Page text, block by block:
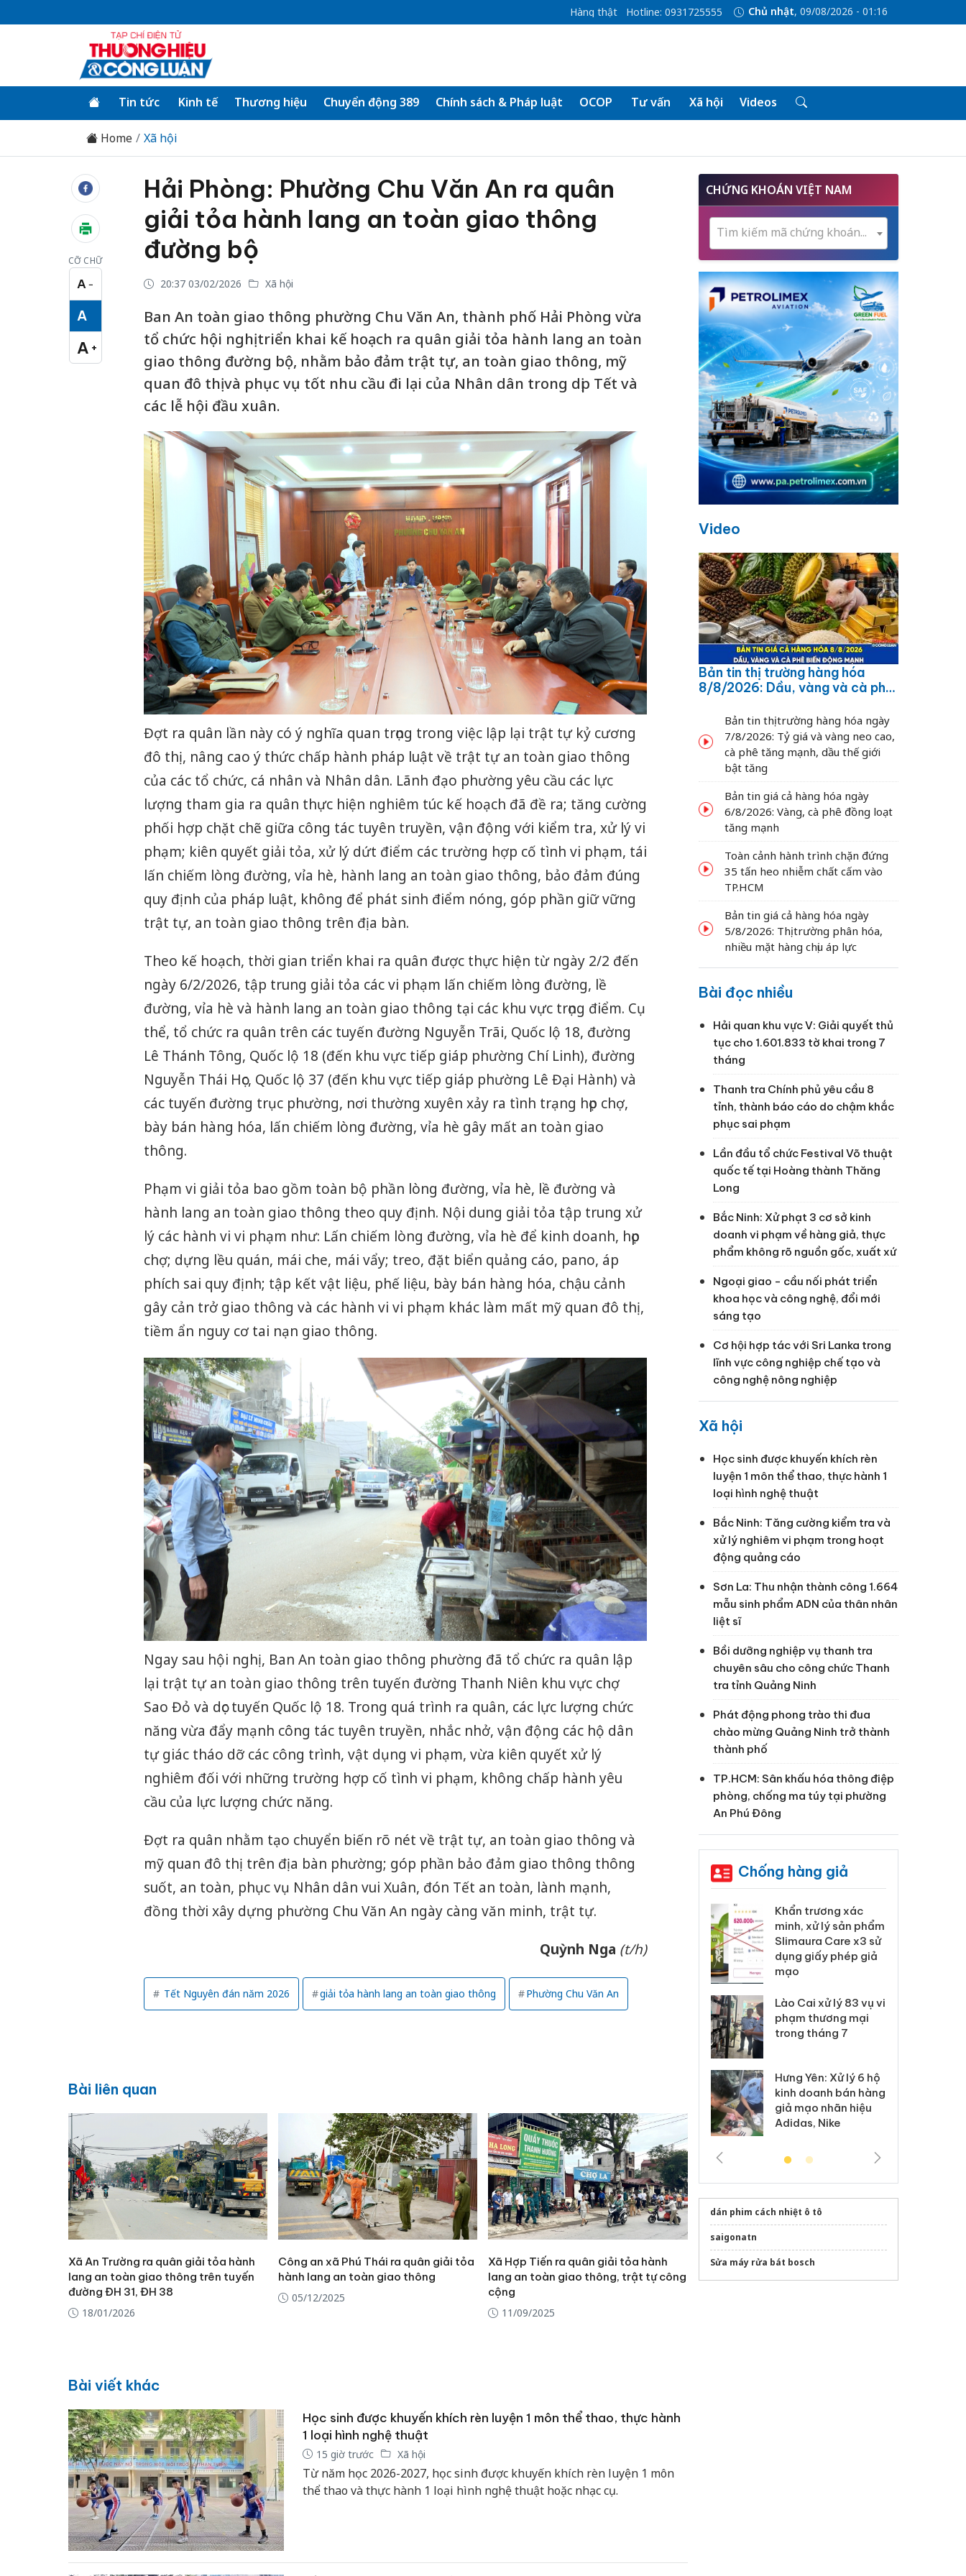
Hàng thật Hotline: 0931725555 Chủ nhật, 09/08/2026 - 01:16
Tin tức Kinh tế Thương hiệu Chuyển động 389 Chính sách & Pháp luật OCOP Tư vấn Xã hội Videos
Home Xã hội
CỠ CHỮ
A −
Cỡ chữ nhỏ
A
Cỡ chữ vừa
A +
Cỡ chữ lớn
Hải Phòng: Phường Chu Văn An ra quân
giải tỏa hành lang an toàn giao thông
đường bộ
20:37 03/02/2026 Xã hội
Ban An toàn giao thông phường Chu Văn An, thành phố Hải Phòng vừa
tổ chức hội nghị triển khai kế hoạch ra quân giải tỏa hành lang an toàn
giao thông đường bộ, nhằm bảo đảm trật tự, an toàn giao thông, mỹ
quan đô thị và phục vụ tốt nhu cầu đi lại của Nhân dân trong dịp Tết và
các lễ hội đầu xuân.
Đợt ra quân lần này có ý nghĩa quan trọng trong việc lập lại trật tự kỷ cương
đô thị, nâng cao ý thức chấp hành pháp luật về trật tự an toàn giao thông
của các tổ chức, cá nhân và Nhân dân. Lãnh đạo phường yêu cầu các lực
lượng tham gia ra quân thực hiện nghiêm túc kế hoạch đã đề ra; tăng cường
phối hợp chặt chẽ giữa công tác tuyên truyền, vận động với kiểm tra, xử lý vi
phạm; kiên quyết giải tỏa, xử lý dứt điểm các trường hợp cố tình vi phạm, tái
lấn chiếm lòng đường, vỉa hè, hành lang an toàn giao thông, bảo đảm đúng
quy định của pháp luật, không để phát sinh điểm nóng, góp phần giữ vững
trật tự, an toàn giao thông trên địa bàn.
Theo kế hoạch, thời gian triển khai ra quân được thực hiện từ ngày 2/2 đến
ngày 6/2/2026, tập trung giải tỏa các vi phạm lấn chiếm lòng đường, lề
đường, vỉa hè và hành lang an toàn giao thông tại các khu vực trọng điểm. Cụ
thể, tổ chức ra quân trên các tuyến đường Nguyễn Trãi, Quốc lộ 18, đường
Lê Thánh Tông, Quốc lộ 18 (đến khu vực tiếp giáp phường Chí Linh), đường
Nguyễn Thái Học, Quốc lộ 37 (đến khu vực tiếp giáp phường Lê Đại Hành) và
các tuyến đường trục phường, nơi thường xuyên xảy ra tình trạng họp chợ,
bày bán hàng hóa, lấn chiếm lòng đường, vỉa hè gây mất an toàn giao
thông.
Phạm vi giải tỏa bao gồm toàn bộ phần lòng đường, vỉa hè, lề đường và
hành lang an toàn giao thông theo quy định. Nội dung giải tỏa tập trung xử
lý các hành vi vi phạm như: Lấn chiếm lòng đường, vỉa hè để kinh doanh, họp
chợ; dựng lều quán, mái che, mái vẩy; treo, đặt biển quảng cáo, pano, áp
phích sai quy định; tập kết vật liệu, phế liệu, bày bán hàng hóa, chậu cảnh
gây cản trở giao thông và các hành vi vi phạm khác làm mất mỹ quan đô thị,
tiềm ẩn nguy cơ tai nạn giao thông.
Ngay sau hội nghị, Ban An toàn giao thông phường đã tổ chức ra quân lập
lại trật tự an toàn giao thông trên tuyến đường Thanh Niên khu vực chợ
Sao Đỏ và dọc tuyến Quốc lộ 18. Trong quá trình ra quân, các lực lượng chức
năng vừa đẩy mạnh công tác tuyên truyền, nhắc nhở, vận động các hộ dân
tự giác tháo dỡ các công trình, vật dụng vi phạm, vừa kiên quyết xử lý
nghiêm đối với những trường hợp cố tình vi phạm, không chấp hành yêu
cầu của lực lượng chức năng.
Đợt ra quân nhằm tạo chuyển biến rõ nét về trật tự, an toàn giao thông và
mỹ quan đô thị trên địa bàn phường; góp phần bảo đảm giao thông thông
suốt, an toàn, phục vụ Nhân dân vui Xuân, đón Tết an toàn, lành mạnh,
đồng thời xây dựng phường Chu Văn An ngày càng văn minh, trật tự.
Quỳnh Nga (t/h)
Tết Nguyên đán năm 2026 giải tỏa hành lang an toàn giao thông Phường Chu Văn An
Bài liên quan
Xã An Trường ra quân giải tỏa hành
lang an toàn giao thông trên tuyến
đường ĐH 31, ĐH 38
18/01/2026
Công an xã Phú Thái ra quân giải tỏa
hành lang an toàn giao thông
05/12/2025
Xã Hợp Tiến ra quân giải tỏa hành
lang an toàn giao thông, trật tự công
cộng
11/09/2025
Bài viết khác
Học sinh được khuyến khích rèn luyện 1 môn thể thao, thực hành
1 loại hình nghệ thuật
15 giờ trước Xã hội
Từ năm học 2026-2027, học sinh được khuyến khích rèn luyện 1 môn
thể thao và thực hành 1 loại hình nghệ thuật hoặc nhạc cụ.
CHỨNG KHOÁN VIỆT NAM
Tìm kiếm mã chứng khoán...
Video
Bản tin thị trường hàng hóa
8/8/2026: Dầu, vàng và cà phê
Bản tin thị trường hàng hóa ngày
7/8/2026: Tỷ giá và vàng neo cao,
cà phê tăng mạnh, dầu thế giới
bật tăng
Bản tin giá cả hàng hóa ngày
6/8/2026: Vàng, cà phê đồng loạt
tăng mạnh
Toàn cảnh hành trình chặn đứng
35 tấn heo nhiễm chất cấm vào
TP.HCM
Bản tin giá cả hàng hóa ngày
5/8/2026: Thị trường phân hóa,
nhiều mặt hàng chịu áp lực
Bài đọc nhiều
Hải quan khu vực V: Giải quyết thủ
tục cho 1.601.833 tờ khai trong 7
tháng
Thanh tra Chính phủ yêu cầu 8
tỉnh, thành báo cáo do chậm khắc
phục sai phạm
Lần đầu tổ chức Festival Võ thuật
quốc tế tại Hoàng thành Thăng
Long
Bắc Ninh: Xử phạt 3 cơ sở kinh
doanh vi phạm về hàng giả, thực
phẩm không rõ nguồn gốc, xuất xứ
Ngoại giao - cầu nối phát triển
khoa học và công nghệ, đổi mới
sáng tạo
Cơ hội hợp tác với Sri Lanka trong
lĩnh vực công nghiệp chế tạo và
công nghệ nông nghiệp
Xã hội
Học sinh được khuyến khích rèn
luyện 1 môn thể thao, thực hành 1
loại hình nghệ thuật
Bắc Ninh: Tăng cường kiểm tra và
xử lý nghiêm vi phạm trong hoạt
động quảng cáo
Sơn La: Thu nhận thành công 1.664
mẫu sinh phẩm ADN của thân nhân
liệt sĩ
Bồi dưỡng nghiệp vụ thanh tra
chuyên sâu cho công chức Thanh
tra tỉnh Quảng Ninh
Phát động phong trào thi đua
chào mừng Quảng Ninh trở thành
thành phố
TP.HCM: Sân khấu hóa thông điệp
phòng, chống ma túy tại phường
An Phú Đông
Chống hàng giả
sản phẩm nhập lậu,
bảo vệ môi trường
bán bình sữa
Moyuum giả
Khẩn trương xác
minh, xử lý sản phẩm
Slimaura Care x3 sử
dụng giấy phép giả
mạo
Lào Cai xử lý 83 vụ vi
phạm thương mại
trong tháng 7
Hưng Yên: Xử lý 6 hộ
kinh doanh bán hàng
giả mạo nhãn hiệu
Adidas, Nike
dán phim cách nhiệt ô tô
saigonatn
Sửa máy rửa bát bosch